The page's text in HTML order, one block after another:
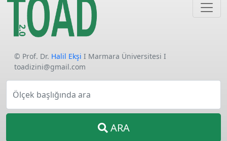
© Prof. Dr. Halil Ekşi I Marmara Üniversitesi I
toadizini@gmail.com
Ölçek başlığında ara
ARA